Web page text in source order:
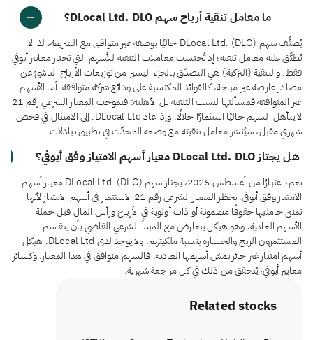
ما معامل تنقية أرباح سهم DLocal Ltd. DLO؟
يُصنَّف سهم DLocal Ltd. (DLO) حاليًا بوصفه غير متوافق مع الشريعة، لذا لا
يُطبَّق عليه معامل تنقية؛ إذ تُحتسب معاملات التنقية للأسهم التي تجتاز معايير أيوفي
فقط. والتنقية (التزكية) هي التصدّق بالجزء اليسير من توزيعات الأرباح الناشئ عن
مصادر عارضة غير مباحة، كالفوائد المكتسبة على ودائع شركة متوافقة. أما الأسهم
غير المتوافقة فمسألتها ليست التنقية بل الأهلية: فبموجب المعيار الشرعي رقم 21
لا يتأهل السهم حاليًا استثمارًا حلالًا. وإذا عاد DLocal Ltd. إلى الامتثال في فحص
شهري مقبل، سيُنشر معامل تنقيته مع وضعه المحدّث في تطبيق تبادلات.
هل يجتاز DLocal Ltd. DLO معيار أسهم الامتياز وفق أيوفي؟
نعم، اعتبارًا من أغسطس 2026، يجتاز سهم DLocal Ltd. (DLO) معيار أسهم
الامتياز وفق أيوفي. يحظر المعيار الشرعي رقم 21 الاستثمار في أسهم الامتياز لأنها
تمنح حامليها حقوقًا مضمونة أو ذات أولوية في الأرباح ورأس المال قبل حملة
الأسهم العادية، وهو هيكل يتعارض مع المبدأ الشرعي القاضي بأن يتقاسم
المستثمرون الربح والخسارة بنسبة ملكيتهم. ولا يوجد لدى DLocal Ltd. هيكل
أسهم امتياز غير جائز يمسّ أسهمها العادية، فالسهم متوافق في هذا المعيار. وكسائر
معايير أيوفي، يُتحقق من ذلك في كل مراجعة شهرية.
Related stocks